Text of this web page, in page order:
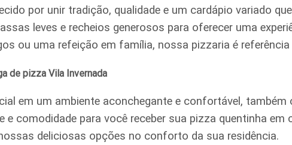
por unir tradição, qualidade e um cardápio variado
leves e recheios generosos para oferecer uma
ou uma refeição em família, nossa pizzaria é
de pizza Vila Invernada
em um ambiente aconchegante e confortável,
e comodidade para você receber sua pizza quentinha
deliciosas opções no conforto da sua residência.